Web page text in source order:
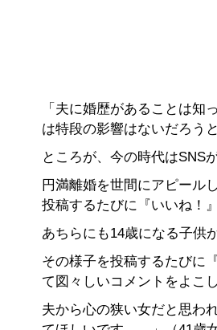
「夫に婚歴があることは
は特段の影響はないだろう
ところが、今の時代はSNS
円満離婚を世間にアピール
投稿するたびに『いいね！
あちらにも14歳になる子供
その様子を投稿するたびに
て図々しいコメントをよこ
夫から心の狭い女だと思わ